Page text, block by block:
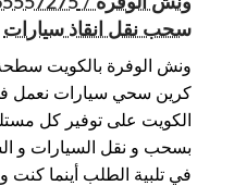
سحب نقل انقاذ سيارات
ونش الوفرة بالكويت
كرين سحي سيارات نعمل
الكويت على توفير كل
بسحب و نقل السيارات و
في تلبية الطلب أينما كنت